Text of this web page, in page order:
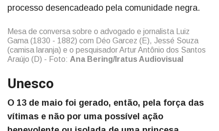
processo desencadeado pela comunidade negra.
Mesa de conversa sobre o advogado e jornalista Luiz
Gama (1830 - 1882) com Déo Garcez (E), Jessé Souza
(camisa laranja) e o pesquisador Artur Antônio dos Santos
Araújo (D) - Foto: Ana Bering/Iratus Audiovisual
Unesco
O 13 de maio foi gerado, então, pela força das
vítimas e não por uma possível ação